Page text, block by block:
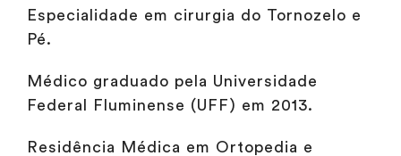
Especialidade em cirurgia do Tornozelo e
Pé.
Médico graduado pela Universidade
Federal Fluminense (UFF) em 2013.
Residência Médica em Ortopedia e